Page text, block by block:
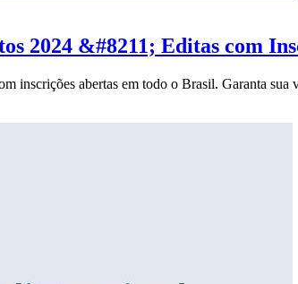
2024 &#8211; Editas com
inscrições abertas em todo o Brasil. Garanta sua